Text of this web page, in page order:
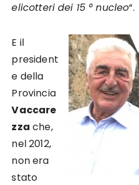
elicotteri dei 15 ° nucleo“.
E il
president
e della
Provincia
Vaccare
zza che,
nel 2012,
non era
stato